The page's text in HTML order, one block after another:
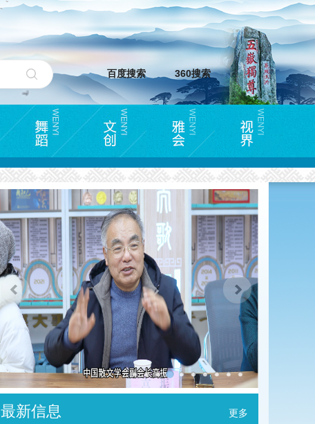
百度搜索 360搜索
更多
最新信息